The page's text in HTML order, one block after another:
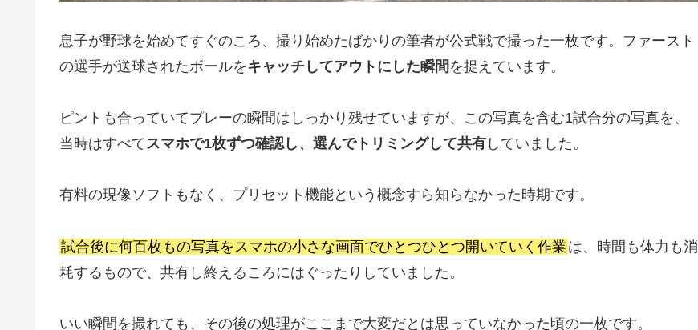
息子が野球を始めてすぐのころ、撮り始めたばかりの筆者が公式戦で撮った一枚です。ファースト
の選手が送球されたボールをキャッチしてアウトにした瞬間 を捉えています。
ピントも合っていてプレーの瞬間はしっかり残せていますが、この写真を含む1試合分の写真を、
当時はすべてスマホで1枚ずつ確認し、選んでトリミングして共有 していました。
有料の現像ソフトもなく、プリセット機能という概念すら知らなかった時期です。
試合後に何百枚もの写真をスマホの小さな画面でひとつひとつ開いていく作業 は、時間も体力も消
耗するもので、共有し終えるころにはぐったりしていました。
いい瞬間を撮れても、その後の処理がここまで大変だとは思っていなかった頃の一枚です。